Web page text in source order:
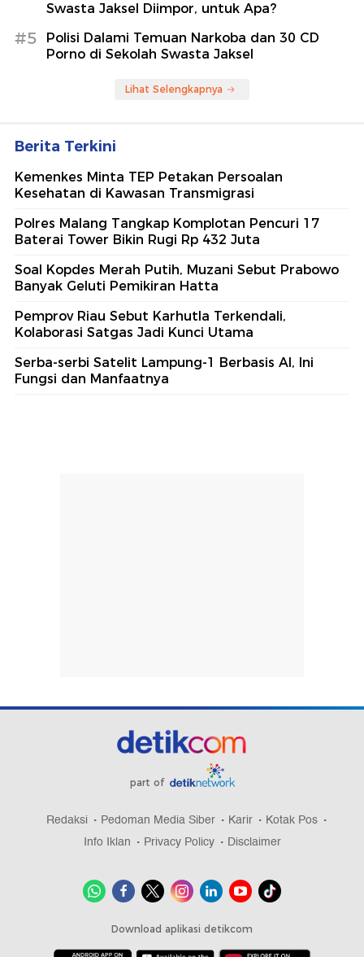
Swasta Jaksel Diimpor, untuk Apa?
#5
Polisi Dalami Temuan Narkoba dan 30 CD
Porno di Sekolah Swasta Jaksel
Lihat Selengkapnya
Berita Terkini
Kemenkes Minta TEP Petakan Persoalan
Kesehatan di Kawasan Transmigrasi
Polres Malang Tangkap Komplotan Pencuri 17
Baterai Tower Bikin Rugi Rp 432 Juta
Soal Kopdes Merah Putih, Muzani Sebut Prabowo
Banyak Geluti Pemikiran Hatta
Pemprov Riau Sebut Karhutla Terkendali,
Kolaborasi Satgas Jadi Kunci Utama
Serba-serbi Satelit Lampung-1 Berbasis AI, Ini
Fungsi dan Manfaatnya
part of
Redaksi Pedoman Media Siber Karir
Kotak Pos
Info Iklan
Privacy Policy Disclaimer
Download aplikasi detikcom